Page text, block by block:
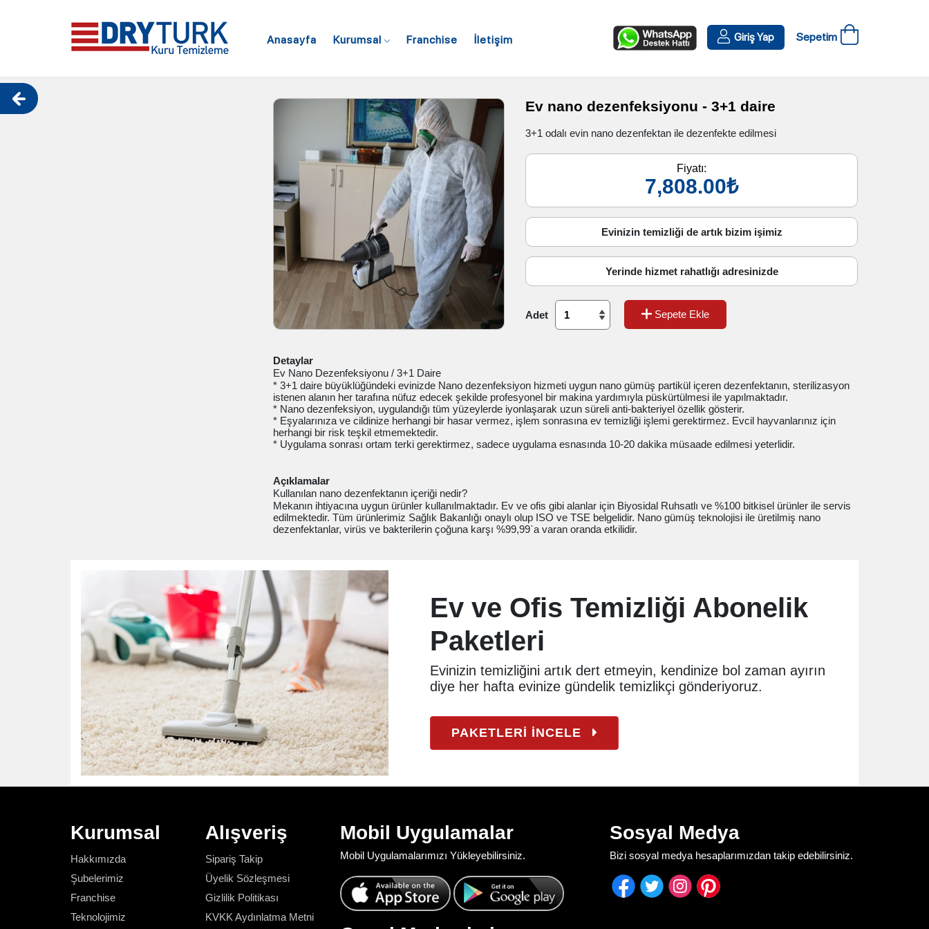
Anasayfa Kurumsal Franchise İletişim Sepetim
Giriş Yap
Ev nano dezenfeksiyonu - 3+1 daire
3+1 odalı evin nano dezenfektan ile dezenfekte edilmesi
Fiyatı:
7,808.00₺
Evinizin temizliği de artık bizim işimiz
Yerinde hizmet rahatlığı adresinizde
Adet Sepete Ekle
Detaylar
Ev Nano Dezenfeksiyonu / 3+1 Daire
* 3+1 daire büyüklüğündeki evinizde Nano dezenfeksiyon hizmeti uygun nano gümüş partikül içeren dezenfektanın, sterilizasyon
istenen alanın her tarafına nüfuz edecek şekilde profesyonel bir makina yardımıyla püskürtülmesi ile yapılmaktadır.
* Nano dezenfeksiyon, uygulandığı tüm yüzeylerde iyonlaşarak uzun süreli anti-bakteriyel özellik gösterir.
* Eşyalarınıza ve cildinize herhangi bir hasar vermez, işlem sonrasına ev temizliği işlemi gerektirmez. Evcil hayvanlarınız için
herhangi bir risk teşkil etmemektedir.
* Uygulama sonrası ortam terki gerektirmez, sadece uygulama esnasında 10-20 dakika müsaade edilmesi yeterlidir.
Açıklamalar
Kullanılan nano dezenfektanın içeriği nedir?
Mekanın ihtiyacına uygun ürünler kullanılmaktadır. Ev ve ofis gibi alanlar için Biyosidal Ruhsatlı ve %100 bitkisel ürünler ile servis
edilmektedir. Tüm ürünlerimiz Sağlık Bakanlığı onaylı olup ISO ve TSE belgelidir. Nano gümüş teknolojisi ile üretilmiş nano
dezenfektanlar, virüs ve bakterilerin çoğuna karşı %99,99`a varan oranda etkilidir.
Ev ve Ofis Temizliği Abonelik
Paketleri
Evinizin temizliğini artık dert etmeyin, kendinize bol zaman ayırın
diye her hafta evinize gündelik temizlikçi gönderiyoruz.
PAKETLERİ İNCELE
Kurumsal
Hakkımızda
Şubelerimiz
Franchise
Teknolojimiz
Alışveriş
Sipariş Takip
Üyelik Sözleşmesi
Gizlilik Politikası
KVKK Aydınlatma Metni
Mobil Uygulamalar
Mobil Uygulamalarımızı Yükleyebilirsiniz.
Sosyal Medya
Bizi sosyal medya hesaplarımızdan takip edebilirsiniz.